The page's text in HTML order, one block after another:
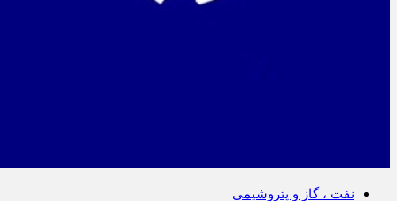
نفت ، گاز و پتروشیمی